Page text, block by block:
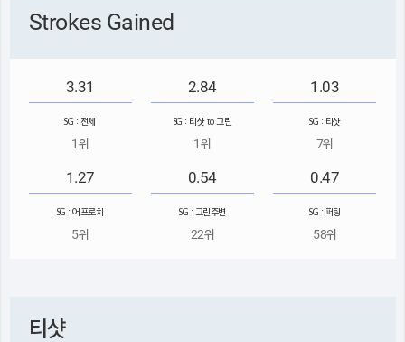
Strokes Gained
3.31
SG : 전체
1위
2.84
SG : 티샷 to 그린
1위
1.03
SG : 티샷
7위
1.27
SG : 어프로치
5위
0.54
SG : 그린주변
22위
0.47
SG : 퍼팅
58위
티샷